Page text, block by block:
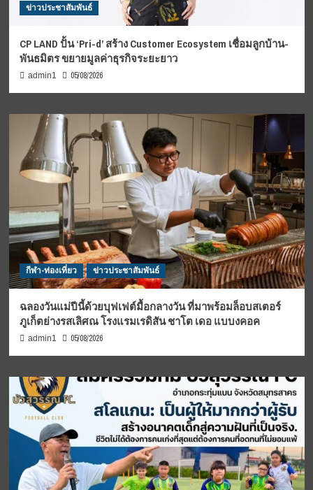
ข่าวประชาสัมพันธ์
CP LAND ปั้น ‘Pri-d’ สร้าง Customer Ecosystem เชื่อมลูกบ้าน-
พันธมิตร ขยายมูลค่าธุรกิจระยะยาว
admin1 05/08/2026
กีฬา-ท่องเที่ยว ข่าวประชาสัมพันธ์
ฉลองวันแม่ปีนี้ด้วยบุฟเฟต์มื้อกลางวัน ที่มาพร้อมล็อบสเตอร์
ภูเก็ตย่างรสเลิศณ โรงแรมเรดิสัน ชาโต เดอ แบบงคอค
admin1 05/08/2026